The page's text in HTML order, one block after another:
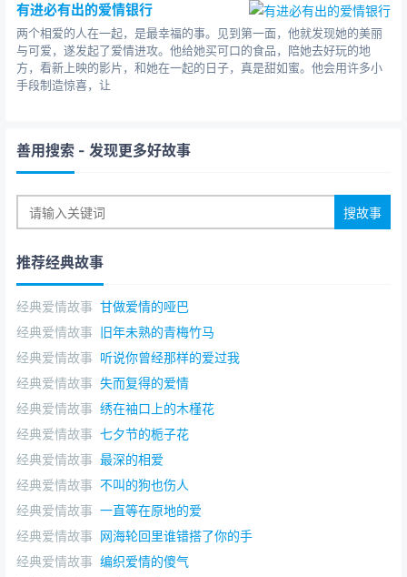
有进必有出的爱情银行
两个相爱的人在一起，是最幸福的事。见到第一面，他就发现她的美丽
与可爱，遂发起了爱情进攻。他给她买可口的食品，陪她去好玩的地
方，看新上映的影片，和她在一起的日子，真是甜如蜜。他会用许多小
手段制造惊喜，让
善用搜索 - 发现更多好故事
推荐经典故事
经典爱情故事 甘做爱情的哑巴
经典爱情故事 旧年未熟的青梅竹马
经典爱情故事 听说你曾经那样的爱过我
经典爱情故事 失而复得的爱情
经典爱情故事 绣在袖口上的木槿花
经典爱情故事 七夕节的栀子花
经典爱情故事 最深的相爱
经典爱情故事 不叫的狗也伤人
经典爱情故事 一直等在原地的爱
经典爱情故事 网海轮回里谁错搭了你的手
经典爱情故事 编织爱情的傻气